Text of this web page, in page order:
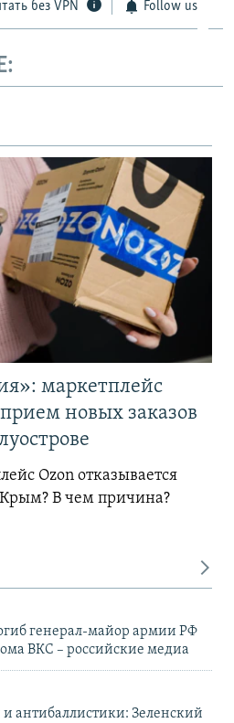
без VPN Follow us
маркетплейс
новых заказов
Ozon отказывается
Крым? В чем причина?
генерал-майор армии РФ
ВКС – российские медиа
и антибаллистики: Зеленский